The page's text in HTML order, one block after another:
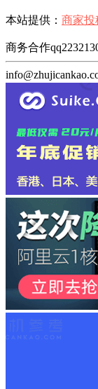
本站提供： 商家投
商务合作